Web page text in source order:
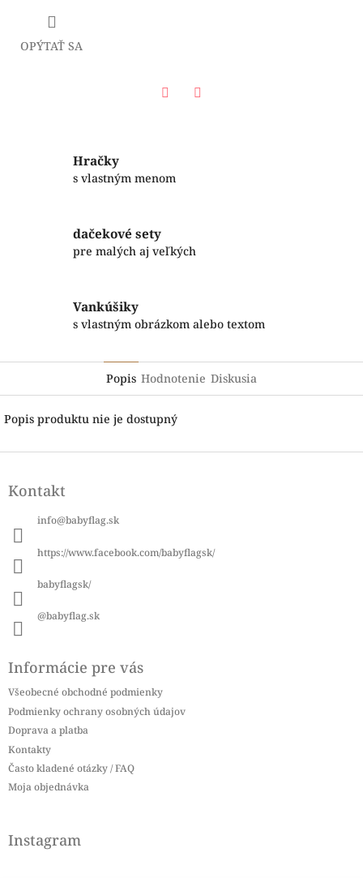
OPÝTAŤ SA
Hračky
s vlastným menom
dačekové sety
pre malých aj veľkých
Vankúšiky
s vlastným obrázkom alebo textom
Popis Hodnotenie Diskusia
Popis produktu nie je dostupný
pKontakt
info@babyflag.sk
https://www.facebook.com/babyflagsk/
babyflagsk/
@babyflag.sk
Informácie pre vás
Všeobecné obchodné podmienky
Podmienky ochrany osobných údajov
Doprava a platba
Kontakty
Často kladené otázky / FAQ
Moja objednávka
Instagram